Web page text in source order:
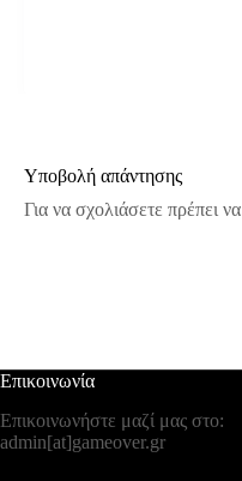
Υποβολή απάντησης
Για να σχολιάσετε πρέπει να
Επικοινωνία
Επικοινωνήστε μαζί μας στο:
admin[at]gameover.gr